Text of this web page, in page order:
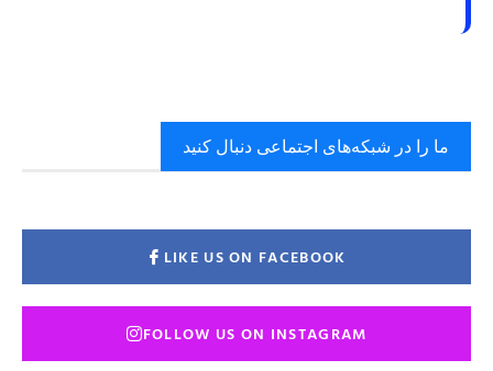
ما را در شبکه‌های اجتماعی دنبال کنید
LIKE US ON FACEBOOK
FOLLOW US ON INSTAGRAM